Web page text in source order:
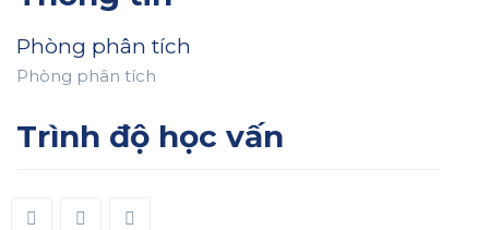
Phòng phân tích
Phòng phân tích
Trình độ học vấn